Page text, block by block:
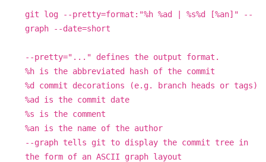
git log --pretty=format:"%h %ad | %s%d [%an]" --
graph --date=short
--pretty="..." defines the output format.
%h is the abbreviated hash of the commit
%d commit decorations (e.g. branch heads or tags)
%ad is the commit date
%s is the comment
%an is the name of the author
--graph tells git to display the commit tree in
the form of an ASCII graph layout